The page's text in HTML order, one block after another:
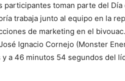
participantes toman parte del Día
trabaja junto al equipo en la
de marketing en el
Ignacio Cornejo (Monster
a 46 minutos 54 segundos del